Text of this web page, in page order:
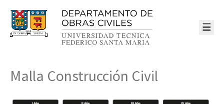
☰
Malla Construcción Civil